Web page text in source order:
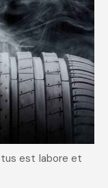
est labore et